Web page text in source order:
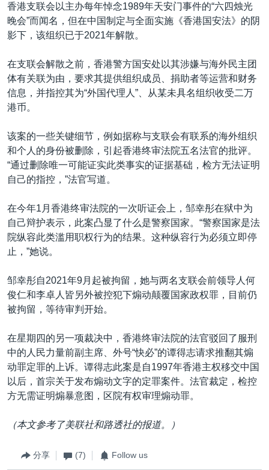
香港支联会以主办每年悼念1989年天安门事件的“六四烛光
晚会”而闻名，但在中国制定与全面实施《香港国安法》的阴
影下，该组织已于2021年解散。
在支联会解散之前，香港警方国安处以其涉嫌与海外民主团
体有关联为由，要求其提供组织成员、捐助者等运营和财务
信息，并指控其为“外国代理人”、从某未具名组织收受二万
港币。
该案的一些关键细节，例如据称与支联会有联系的海外组织
和个人的身份被删除，引起香港终审法院五名法官的批评。
“通过删除唯一可能证实此类事实的证据基础，检方无法证明
自己的指控，”法官写道。
在今年1月香港终审法院的一次听证会上，邹幸彤在狱中为
自己辩护表示，此案凸显了什么是警察国家。“警察国家是法
院纵容此类滥用职权行为的结果。这种纵容行为必须立即停
止，”她说。
邹幸彤自2021年9月起被拘留，她与两名支联会前领导人何
俊仁和李卓人皆另外被控犯下煽动颠覆国家政权罪，目前仍
被拘留，等待审判开始。
在星期四的另一项裁决中，香港终审法院的法官驳回了服刑
中的人民力量前副主席、外号“快必”的谭得志请求推翻其煽
动罪定罪的上诉。谭得志此案是自1997年香港主权移交中国
以后，首宗关于发布煽动文字的定罪案件。法官裁定，检控
方无需证明煽暴意图，区院有权审理煽动罪。
（本文参考了美联社和路透社的报道。）
分享 (7) Follow us